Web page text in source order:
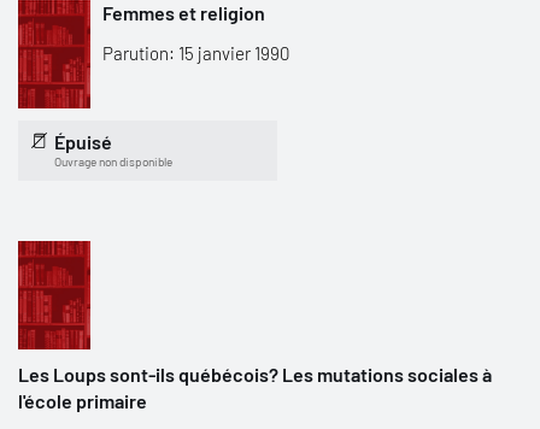
Femmes et religion
Parution: 15 janvier 1990
Épuisé
Ouvrage non disponible
Les Loups sont-ils québécois? Les mutations sociales à
l'école primaire